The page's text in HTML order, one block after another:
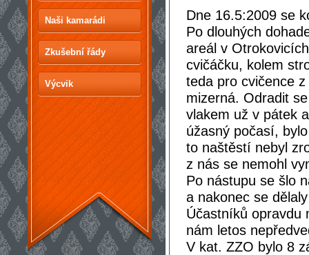
Naši kamarádi
Zkušební řády
Výcvik
Dne 16.5:2009 se
Po dlouhých
areál v
cvičáčku, kolem
teda pro cvičence
mizerná. Odradit
vlakem už v pátek
úžasný počasí,
to naštěstí nebyl
z nás se nemohl
Po nástupu se šlo
a nakonec se
Účastníků opravdu
nám letos
V kat. ZZO bylo 8